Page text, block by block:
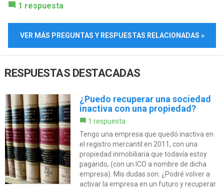
1 respuesta
VER MÁS PREGUNTAS Y RESPUESTAS RELACIONADAS »
RESPUESTAS DESTACADAS
¿Puedo recuperar una sociedad
inactiva con una propiedad?
1 respuesta
Tengo una empresa que quedó inactiva en
el registro mercantil en 2011, con una
propiedad inmobiliaria que todavía estoy
pagando, (con un ICO a nombre de dicha
empresa). Mis dudas son: ¿Podré volver a
activar la empresa en un futuro y recuperar